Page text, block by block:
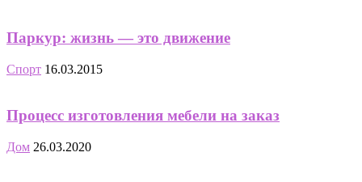
Паркур: жизнь — это движение
Спорт 16.03.2015
Процесс изготовления мебели на заказ
Дом 26.03.2020